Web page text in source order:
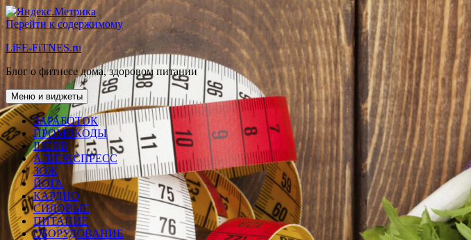
Перейти к содержимому
LiFE-FiTNES.ru
Блог о фитнесе дома, здоровом питании
Меню и виджеты
ЗАРАБОТОК
ПРОМОКОДЫ
IHERB
АЛИЭКСПРЕСС
ЗОЖ
ЙОГА
КАРДИО
СИЛОВЫЕ
ПИТАНИЕ
ОБОРУДОВАНИЕ